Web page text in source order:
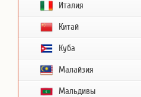
Италия
Китай
Куба
Малайзия
Мальдивы